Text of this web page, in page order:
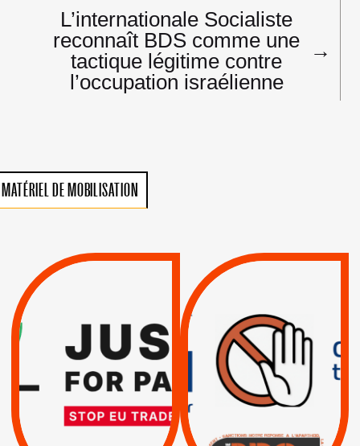
L’internationale Socialiste
reconnaît BDS comme une
tactique légitime contre
l’occupation israélienne
→
MATÉRIEL DE MOBILISATION
VIOLATIONS DES
SUSPENSION
TOTALE DE
L’ACCORD
D’ASSOCIATION UE-
ISRAËL
RESPECT DU DROIT
INTERNATIONAL ?
TRUMP, MACRON :
MÊME COMBAT
| Actus |
| Boycott militaire |